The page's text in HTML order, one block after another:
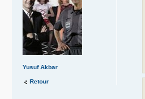
Yusuf Akbar
Retour